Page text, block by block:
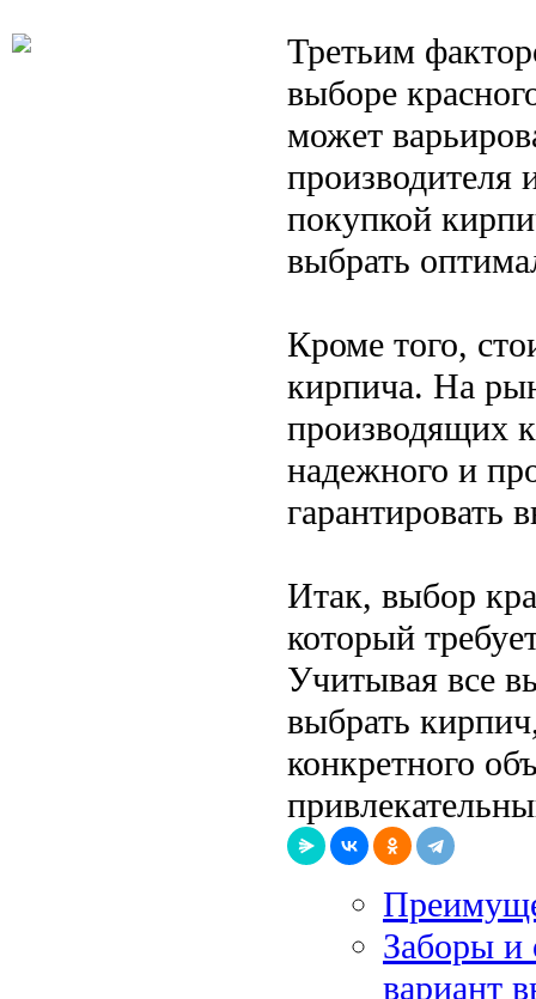
Третьим
выборе
может
производителя
покупкой
выбрать
Кроме того,
кирпича. На
производящих
надежного и
гарантировать
Итак, выбор
который
Учитывая все
выбрать
конкретного
Заборы и
вариант